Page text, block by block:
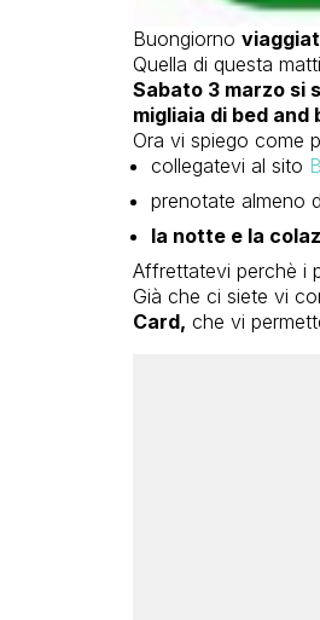
Buongiorno
Quella di questa
Sabato 3 marzo si
migliaia di bed
Ora vi spiego come
collegatevi al sito
prenotate almeno
la notte e la
Affrettatevi perchè i
Già che ci siete vi
Card, che vi